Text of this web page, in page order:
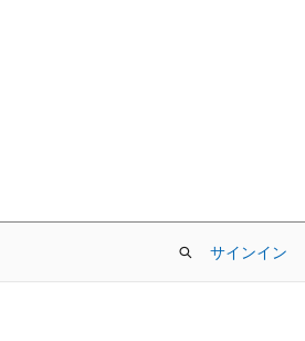
サインイン